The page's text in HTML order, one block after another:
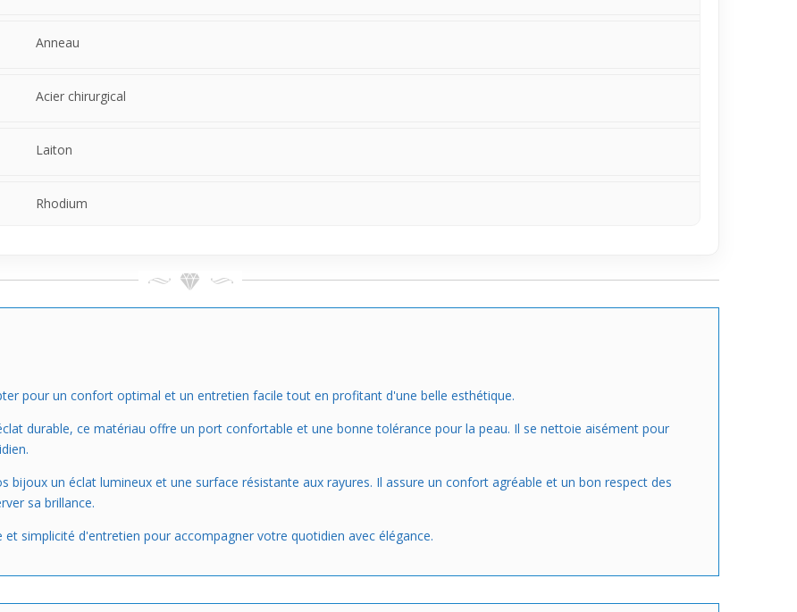
Anneau
Acier chirurgical
Laiton
Rhodium
pour un confort optimal et un entretien facile tout en profitant d'une belle esthétique.
durable, ce matériau offre un port confortable et une bonne tolérance pour la peau. Il se nettoie aisément pour
bijoux un éclat lumineux et une surface résistante aux rayures. Il assure un confort agréable et un bon respect des
sa brillance.
simplicité d'entretien pour accompagner votre quotidien avec élégance.